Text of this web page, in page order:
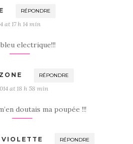
RÉPONDRE
at 17 h 14 min
electrique!!!
RÉPONDRE
at 18 h 58 min
doutais ma poupée !!!
RÉPONDRE